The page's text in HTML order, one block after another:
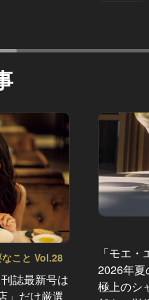
こと Vol.28
誌最新号は
」だけ厳選
「モエ
2026年夏
極上のシ